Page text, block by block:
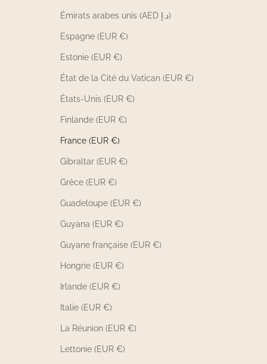
Émirats arabes unis (AED د.إ)
Espagne (EUR €)
Estonie (EUR €)
État de la Cité du Vatican (EUR €)
États-Unis (EUR €)
Finlande (EUR €)
France (EUR €)
Gibraltar (EUR €)
Grèce (EUR €)
Guadeloupe (EUR €)
Guyana (EUR €)
Guyane française (EUR €)
Hongrie (EUR €)
Irlande (EUR €)
Italie (EUR €)
La Réunion (EUR €)
Lettonie (EUR €)